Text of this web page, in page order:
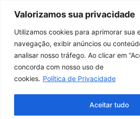
Valorizamos sua privacidade
Utilizamos cookies para aprimorar sua
navegação, exibir anúncios ou
analisar nosso tráfego. Ao clicar em
concorda com nosso uso de
cookies. Política de Privacidade
Aceitar tudo
content
Home / Curiosidades /
pela tomada: qual o
de arroz na sua conta no
CURIOSIDADES